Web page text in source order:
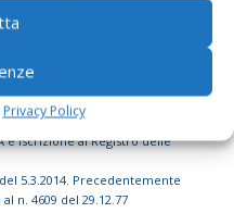
Privacy Policy
Sede legale Via Eritrea 21 -
e Iscrizione al Registro delle
5.3.2014. Precedentemente
n. 4609 del 29.12.77